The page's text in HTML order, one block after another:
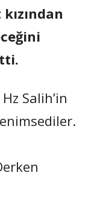
Salih’in